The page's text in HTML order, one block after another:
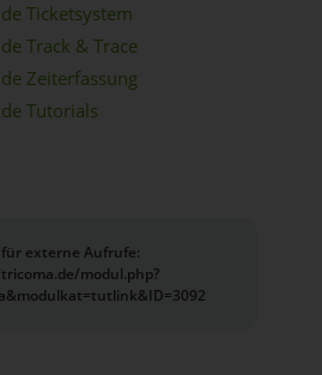
Ticketsystem
Track & Trace
Zeiterfassung
Tutorials
externe Aufrufe:
modul.php?